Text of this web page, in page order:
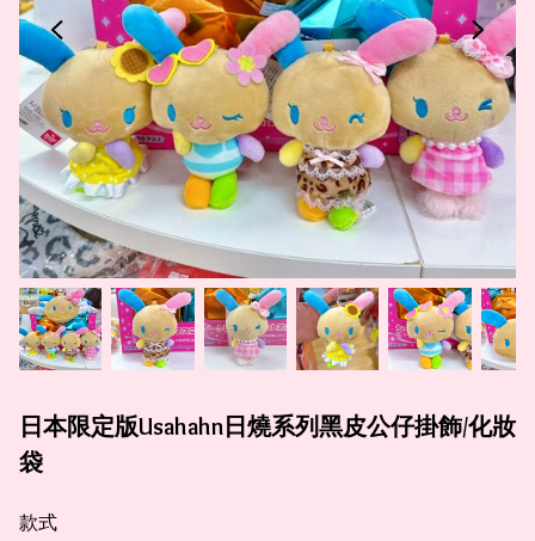
日本限定版Usahahn日燒系列黑皮公仔掛飾/化妝
袋
款式